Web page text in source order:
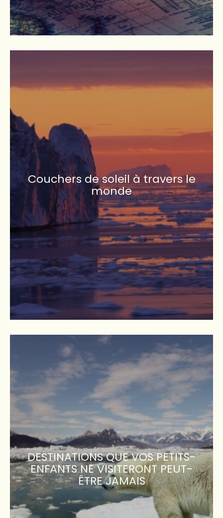
Couchers de soleil à travers le
monde
DESTINATIONS QUE VOS PETITS-
ENFANTS NE VISITERONT PEUT-
ÊTRE JAMAIS